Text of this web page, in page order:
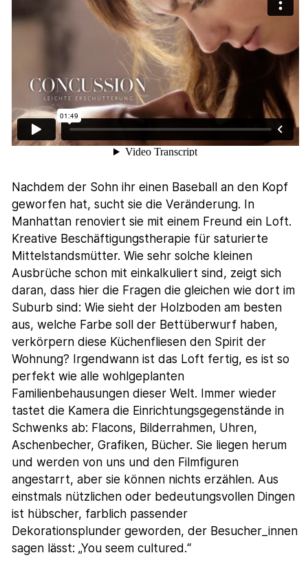
Nachdem der Sohn ihr einen Baseball an den Kopf
geworfen hat, sucht sie die Veränderung. In
Manhattan renoviert sie mit einem Freund ein Loft.
Kreative Beschäftigungstherapie für saturierte
Mittelstandsmütter. Wie sehr solche kleinen
Ausbrüche schon mit einkalkuliert sind, zeigt sich
daran, dass hier die Fragen die gleichen wie dort im
Suburb sind: Wie sieht der Holzboden am besten
aus, welche Farbe soll der Bettüberwurf haben,
verkörpern diese Küchenfliesen den Spirit der
Wohnung? Irgendwann ist das Loft fertig, es ist so
perfekt wie alle wohlgeplanten
Familienbehausungen dieser Welt. Immer wieder
tastet die Kamera die Einrichtungsgegenstände in
Schwenks ab: Flacons, Bilderrahmen, Uhren,
Aschenbecher, Grafiken, Bücher. Sie liegen herum
und werden von uns und den Filmfiguren
angestarrt, aber sie können nichts erzählen. Aus
einstmals nützlichen oder bedeutungsvollen Dingen
ist hübscher, farblich passender
Dekorationsplunder geworden, der Besucher_innen
sagen lässt: „You seem cultured.“